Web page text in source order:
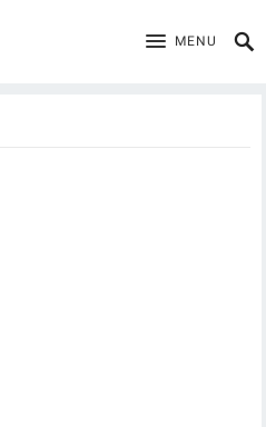
MENU